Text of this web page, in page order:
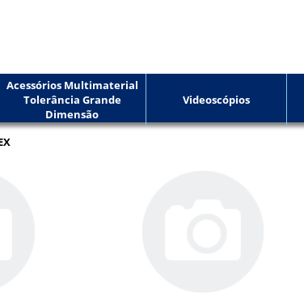
Acessórios Multimaterial
Tolerância Grande
Dimensão
Videoscópios